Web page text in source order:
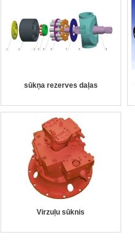
sūkņa rezerves daļas
Virzuļu sūknis